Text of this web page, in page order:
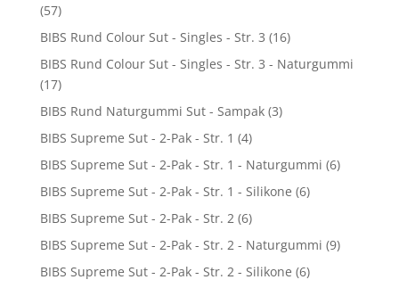
(57)
BIBS Rund Colour Sut - Singles - Str. 3 (16)
BIBS Rund Colour Sut - Singles - Str. 3 - Naturgummi
(17)
BIBS Rund Naturgummi Sut - Sampak (3)
BIBS Supreme Sut - 2-Pak - Str. 1 (4)
BIBS Supreme Sut - 2-Pak - Str. 1 - Naturgummi (6)
BIBS Supreme Sut - 2-Pak - Str. 1 - Silikone (6)
BIBS Supreme Sut - 2-Pak - Str. 2 (6)
BIBS Supreme Sut - 2-Pak - Str. 2 - Naturgummi (9)
BIBS Supreme Sut - 2-Pak - Str. 2 - Silikone (6)